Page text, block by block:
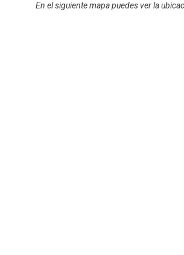
En el siguiente mapa puedes ver la